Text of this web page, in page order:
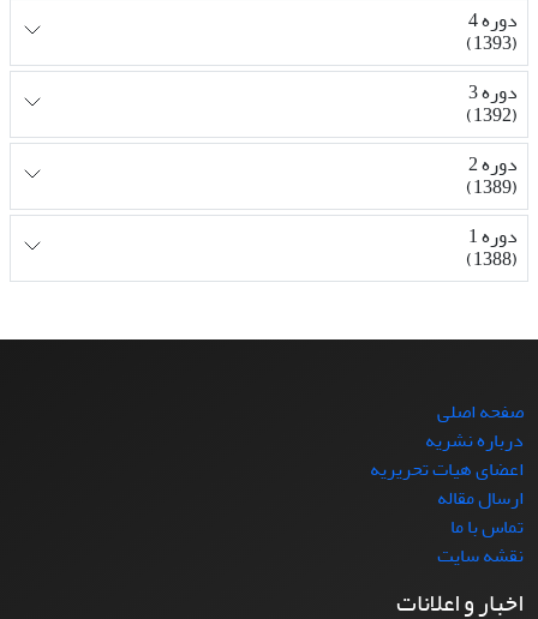
دوره 4
(1393)
دوره 3
(1392)
دوره 2
(1389)
دوره 1
(1388)
صفحه اصلی
درباره نشریه
اعضای هیات تحریریه
ارسال مقاله
تماس با ما
نقشه سایت
اخبار و اعلانات